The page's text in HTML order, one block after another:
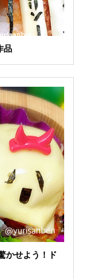
品
かせよう！ド